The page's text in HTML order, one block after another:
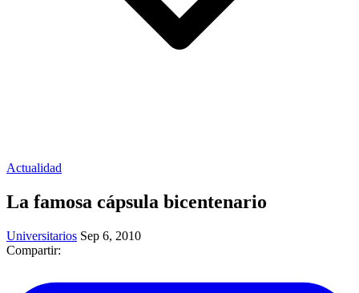
Actualidad
La famosa cápsula bicentenario
Universitarios Sep 6, 2010
Compartir: